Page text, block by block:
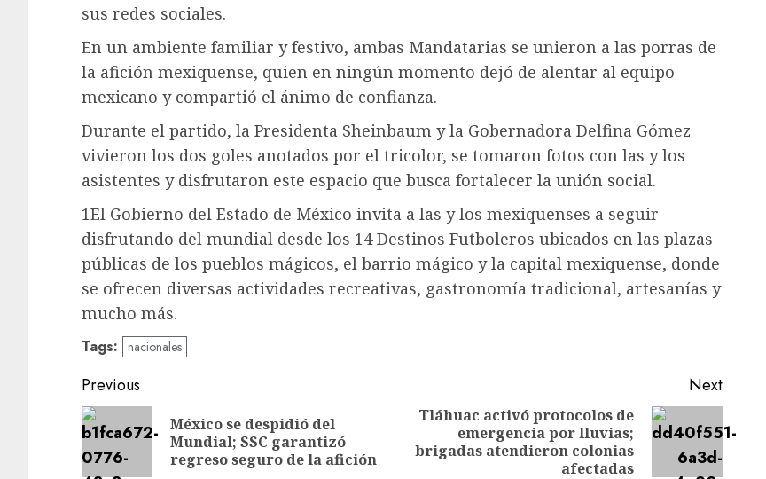
sus redes sociales.
En un ambiente familiar y festivo, ambas Mandatarias se unieron a las porras de
la afición mexiquense, quien en ningún momento dejó de alentar al equipo
mexicano y compartió el ánimo de confianza.
Durante el partido, la Presidenta Sheinbaum y la Gobernadora Delfina Gómez
vivieron los dos goles anotados por el tricolor, se tomaron fotos con las y los
asistentes y disfrutaron este espacio que busca fortalecer la unión social.
1El Gobierno del Estado de México invita a las y los mexiquenses a seguir
disfrutando del mundial desde los 14 Destinos Futboleros ubicados en las plazas
públicas de los pueblos mágicos, el barrio mágico y la capital mexiquense, donde
se ofrecen diversas actividades recreativas, gastronomía tradicional, artesanías y
mucho más.
Tags: nacionales
Post
navigation
Previous
Previous
post:
México se despidió del
Mundial; SSC garantizó
regreso seguro de la afición
Next
post:
Tláhuac activó protocolos de
emergencia por lluvias;
brigadas atendieron colonias
afectadas